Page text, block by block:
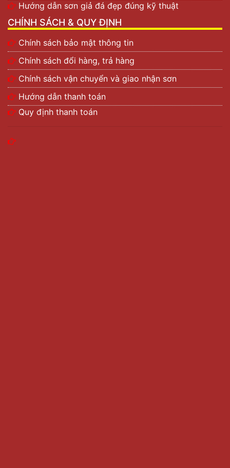
Hướng dẫn sơn giả đá đẹp đúng kỹ thuật
CHÍNH SÁCH & QUY ĐỊNH
Chính sách bảo mật thông tin
Chính sách đổi hàng, trả hàng
Chính sách vận chuyển và giao nhận sơn
Hướng dẫn thanh toán
Quy định thanh toán